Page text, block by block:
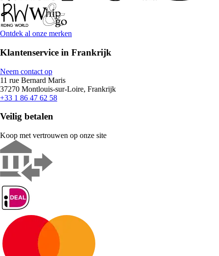
Ontdek al onze merken
Klantenservice in Frankrijk
Neem contact op
11 rue Bernard Maris
37270 Montlouis-sur-Loire, Frankrijk
+33 1 86 47 62 58
Veilig betalen
Koop met vertrouwen op onze site